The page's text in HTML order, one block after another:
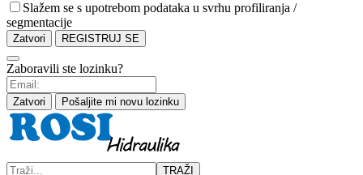
Slažem se s upotrebom podataka u svrhu profiliranja /
segmentacije
Zatvori REGISTRUJ SE
Zaboravili ste lozinku?
Zatvori Pošaljite mi novu lozinku
TRAŽI